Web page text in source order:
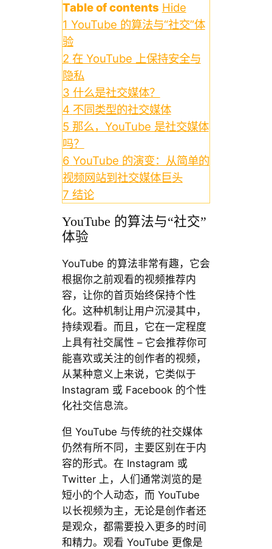
Table of contents Hide
1 YouTube 的算法与“社交”体
验
2 在 YouTube 上保持安全与
隐私
3 什么是社交媒体？
4 不同类型的社交媒体
5 那么，YouTube 是社交媒体
吗？
6 YouTube 的演变：从简单的
视频网站到社交媒体巨头
7 结论
YouTube 的算法与“社交”
体验
YouTube 的算法非常有趣，它会
根据你之前观看的视频推荐内
容，让你的首页始终保持个性
化。这种机制让用户沉浸其中，
持续观看。而且，它在一定程度
上具有社交属性 – 它会推荐你可
能喜欢或关注的创作者的视频，
从某种意义上来说，它类似于
Instagram 或 Facebook 的个性
化社交信息流。
但 YouTube 与传统的社交媒体
仍然有所不同，主要区别在于内
容的形式。在 Instagram 或
Twitter 上，人们通常浏览的是
短小的个人动态，而 YouTube
以长视频为主，无论是创作者还
是观众，都需要投入更多的时间
和精力。观看 YouTube 更像是